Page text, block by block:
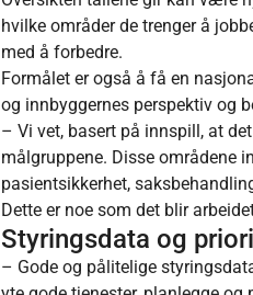
hvilke områder de trenger å
med å forbedre.
Formålet er også å få en
og innbyggernes perspektiv og
– Vi vet, basert på innspill, at
målgruppene. Disse områdene
pasientsikkerhet,
Dette er noe som det blir
Styringsdata og
– Gode og pålitelige